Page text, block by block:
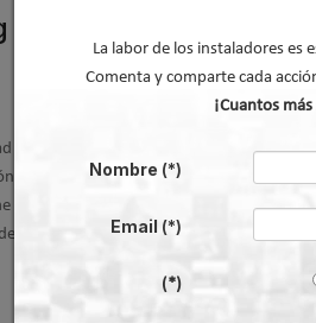
la pasarela Wi-
total de su , un sistema
Este avance es posible gracias a la
Triple C, que permite a los usuarios
de un ecosistema único y
La labor de los instaladores es
Comenta y comparte cada
¡Cuantos
Nombre (*)
Email (*)
(*)